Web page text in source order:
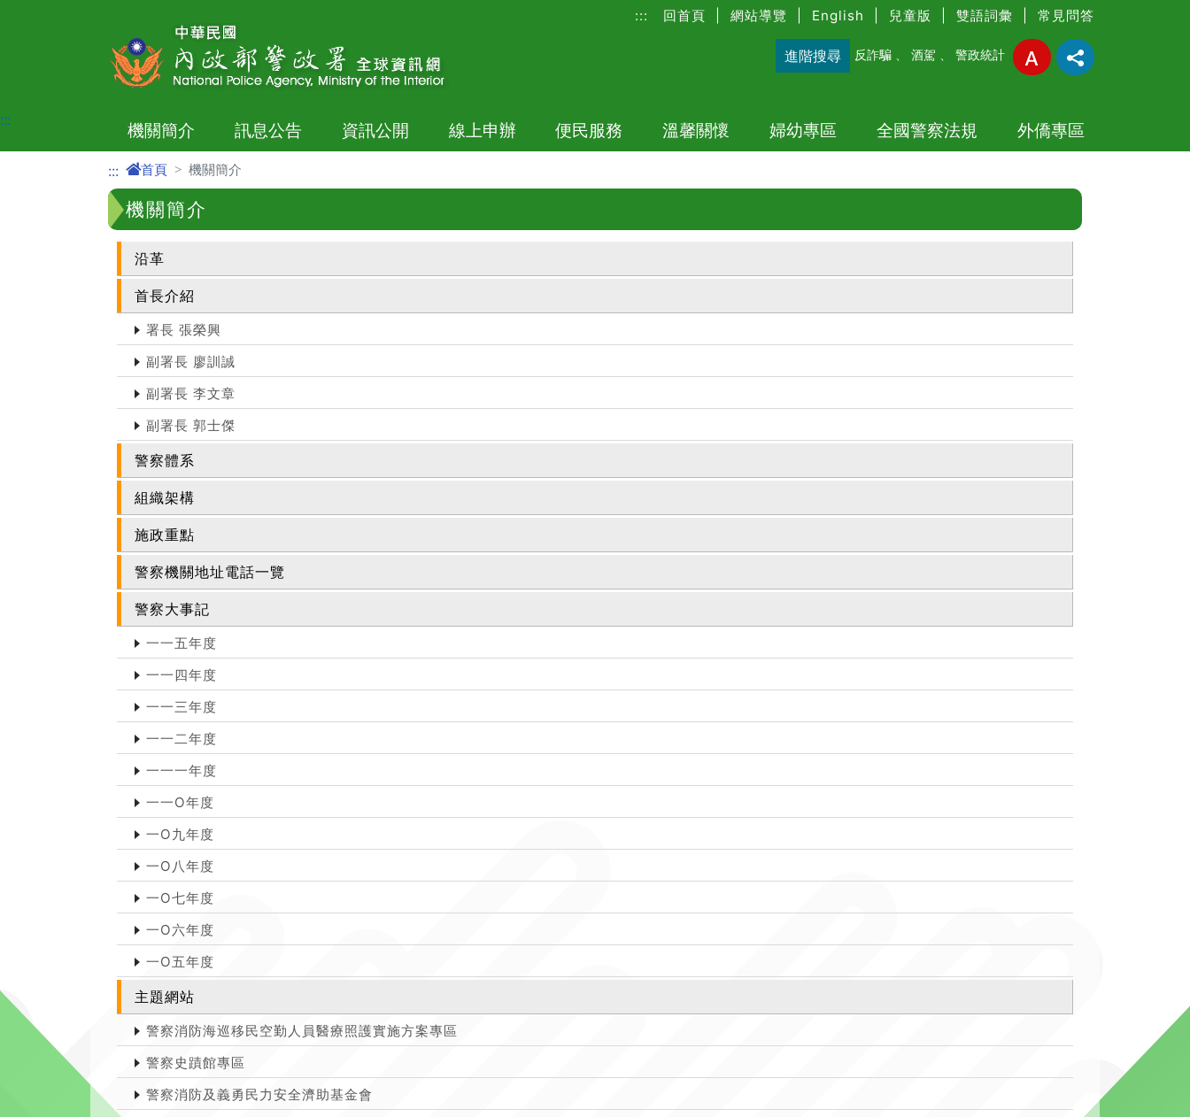
::: 回首頁 網站導覽 English 兒童版 雙語詞彙 常見問答
進階搜尋 反詐騙 酒駕 警政統計
::: 機關簡介 訊息公告 資訊公開 線上申辦 便民服務 溫馨關懷 婦幼專區 全國警察法規 外僑專區
::: 首頁 機關簡介
機關簡介
沿革
首長介紹
署長 張榮興
副署長 廖訓誠
副署長 李文章
副署長 郭士傑
警察體系
組織架構
施政重點
警察機關地址電話一覽
警察大事記
一一五年度
一一四年度
一一三年度
一一二年度
一一一年度
一一O年度
一O九年度
一O八年度
一O七年度
一O六年度
一O五年度
主題網站
警察消防海巡移民空勤人員醫療照護實施方案專區
警察史蹟館專區
警察消防及義勇民力安全濟助基金會